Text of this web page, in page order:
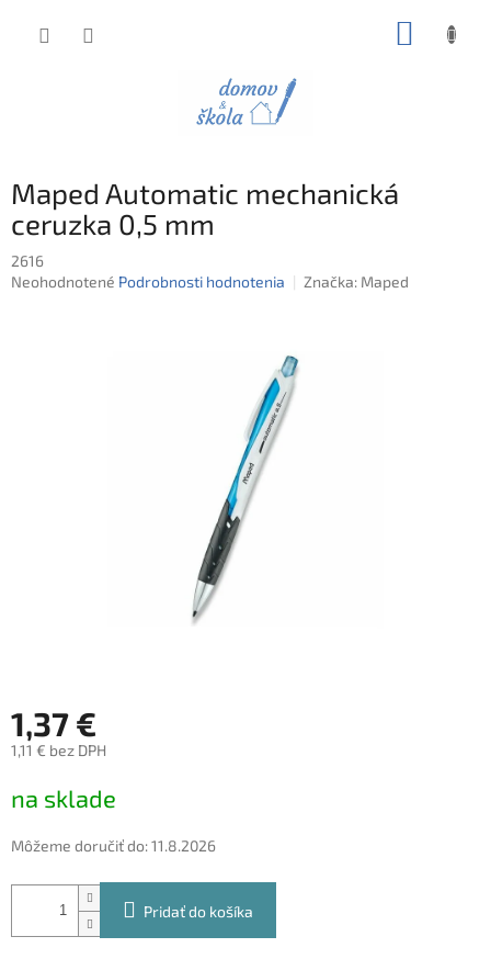
Maped Automatic mechanická
ceruzka 0,5 mm
2616
Priemerné
Neohodnotené Podrobnosti hodnotenia Značka: Maped
1,37 €
1,11 € bez DPH
cena:
na sklade
Môžeme doručiť do:11.8.2026
Pridať do košíka